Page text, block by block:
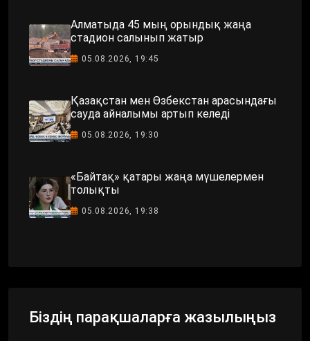
Алматыда 45 мың орындық жаңа
стадион салынып жатыр
05.08.2026, 19:45
Қазақстан мен Өзбекстан арасындағы
сауда айналымы артып келеді
05.08.2026, 19:30
«Байтақ» қатары жаңа мүшелермен
толықты
05.08.2026, 19:38
Біздің парақшаларға жазылыңыз